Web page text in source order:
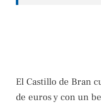
El Castillo de Bran
de euros y con un